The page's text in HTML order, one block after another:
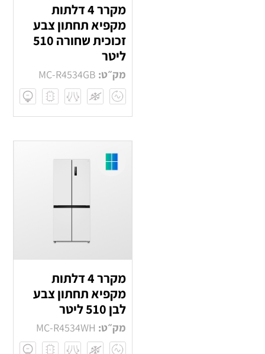
מקרר 4 דלתות
מקפיא תחתון צבע
זכוכית שחורה 510
ליטר
מק״ט: MC-R4534GB
מקרר 4 דלתות
מקפיא תחתון צבע
לבן 510 ליטר
מק״ט: MC-R4534WH